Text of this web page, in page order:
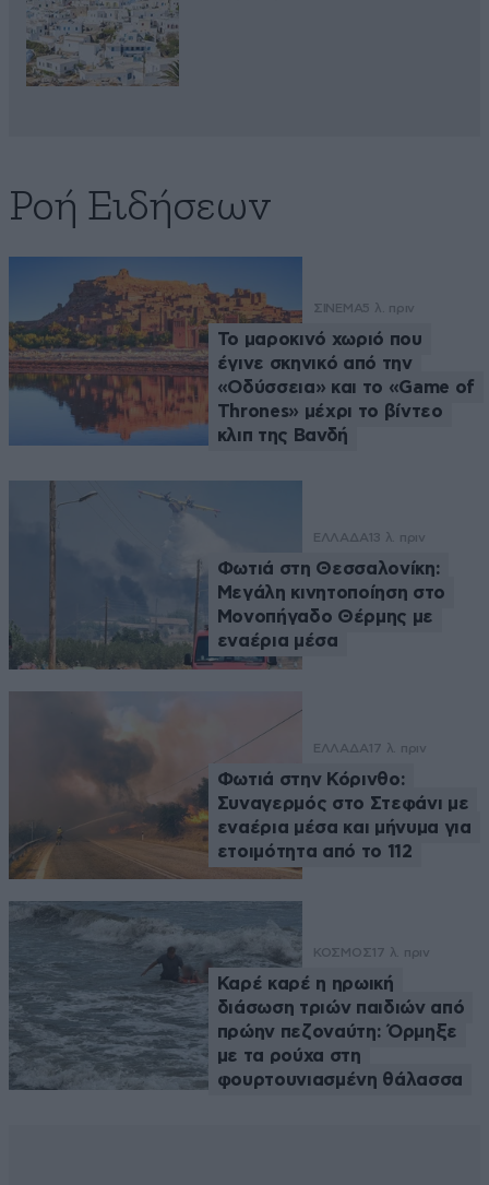
Ροή Ειδήσεων
ΣΙΝΕΜΑ5 λ. πριν
Το μαροκινό χωριό που
έγινε σκηνικό από την
«Οδύσσεια» και το «Game of
Thrones» μέχρι το βίντεο
κλιπ της Βανδή
ΕΛΛΑΔΑ 13 λ. πριν
Φωτιά στη Θεσσαλονίκη:
Μεγάλη κινητοποίηση στο
Μονοπήγαδο Θέρμης με
εναέρια μέσα
ΕΛΛΑΔΑ 17 λ. πριν
Φωτιά στην Κόρινθο:
Συναγερμός στο Στεφάνι με
εναέρια μέσα και μήνυμα για
ετοιμότητα από το 112
ΚΟΣΜΟΣ 17 λ. πριν
Καρέ καρέ η ηρωική
διάσωση τριών παιδιών από
πρώην πεζοναύτη: Όρμηξε
με τα ρούχα στη
φουρτουνιασμένη θάλασσα